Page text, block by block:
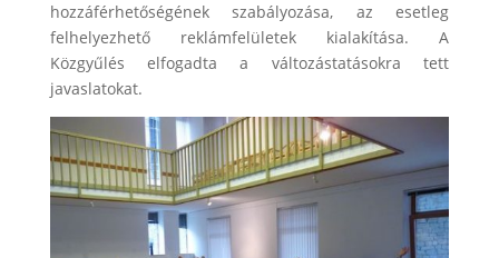
hozzáférhetőségének szabályozása, az esetleg
felhelyezhető reklámfelületek kialakítása. A
Közgyűlés elfogadta a változástatásokra tett
javaslatokat.